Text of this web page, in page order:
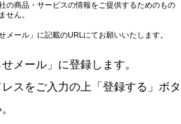
の商品・サービスの情報をご提供するためのもの
せん。
ール」に記載のURLにてお願いいたします。
メール」に登録します。
スをご入力の上「登録する」ボタ